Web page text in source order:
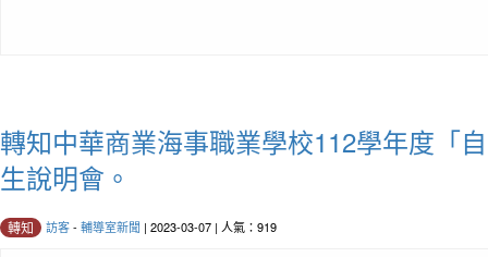
轉知中華商業海事職業學校112學年度「
生說明會。
轉知 訪客- 輔導室新聞 | 2023-03-07 | 人氣：919